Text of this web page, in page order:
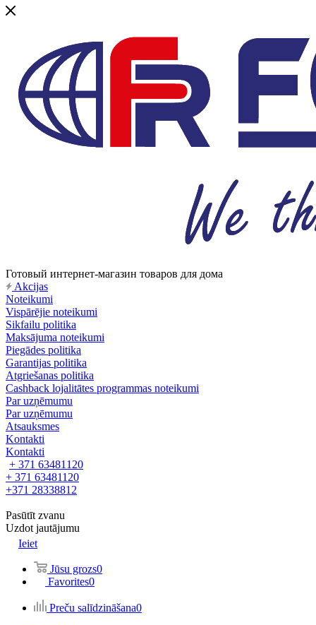
Готовый интернет-магазин товаров для дома
Akcijas
Noteikumi
Vispārējie noteikumi
Sikfailu politika
Maksājuma noteikumi
Piegādes politika
Garantijas politika
Atgriešanas politika
Cashback lojalitātes programmas noteikumi
Par uzņēmumu
Par uzņēmumu
Atsauksmes
Kontakti
Kontakti
+ 371 63481120
+ 371 63481120
+371 28338812
Pasūtīt zvanu
Uzdot jautājumu
Ieiet
Jūsu grozs0
Favorites0
Preču salīdzināšana0